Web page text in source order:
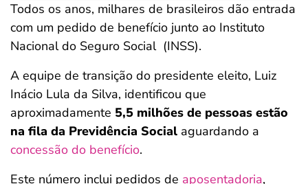
Todos os anos, milhares de brasileiros dão entrada
com um pedido de benefício junto ao Instituto
Nacional do Seguro Social (INSS).
A equipe de transição do presidente eleito, Luiz
Inácio Lula da Silva, identificou que
aproximadamente 5,5 milhões de pessoas estão
na fila da Previdência Social aguardando a
concessão do benefício.
Este número inclui pedidos de aposentadoria,